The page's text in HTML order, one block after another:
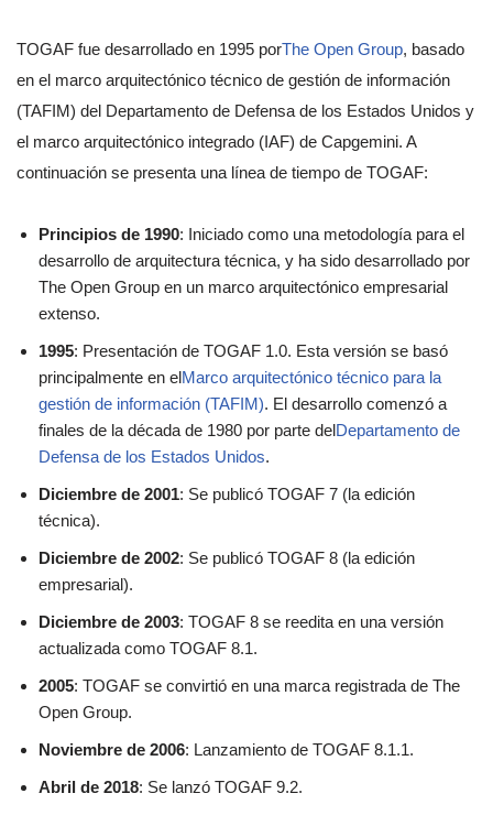
TOGAF fue desarrollado en 1995 porThe Open Group, basado
en el marco arquitectónico técnico de gestión de información
(TAFIM) del Departamento de Defensa de los Estados Unidos y
el marco arquitectónico integrado (IAF) de Capgemini. A
continuación se presenta una línea de tiempo de TOGAF:
Principios de 1990: Iniciado como una metodología para el
desarrollo de arquitectura técnica, y ha sido desarrollado por
The Open Group en un marco arquitectónico empresarial
extenso.
1995: Presentación de TOGAF 1.0. Esta versión se basó
principalmente en elMarco arquitectónico técnico para la
gestión de información (TAFIM). El desarrollo comenzó a
finales de la década de 1980 por parte delDepartamento de
Defensa de los Estados Unidos.
Diciembre de 2001: Se publicó TOGAF 7 (la edición
técnica).
Diciembre de 2002: Se publicó TOGAF 8 (la edición
empresarial).
Diciembre de 2003: TOGAF 8 se reedita en una versión
actualizada como TOGAF 8.1.
2005: TOGAF se convirtió en una marca registrada de The
Open Group.
Noviembre de 2006: Lanzamiento de TOGAF 8.1.1.
Abril de 2018: Se lanzó TOGAF 9.2.